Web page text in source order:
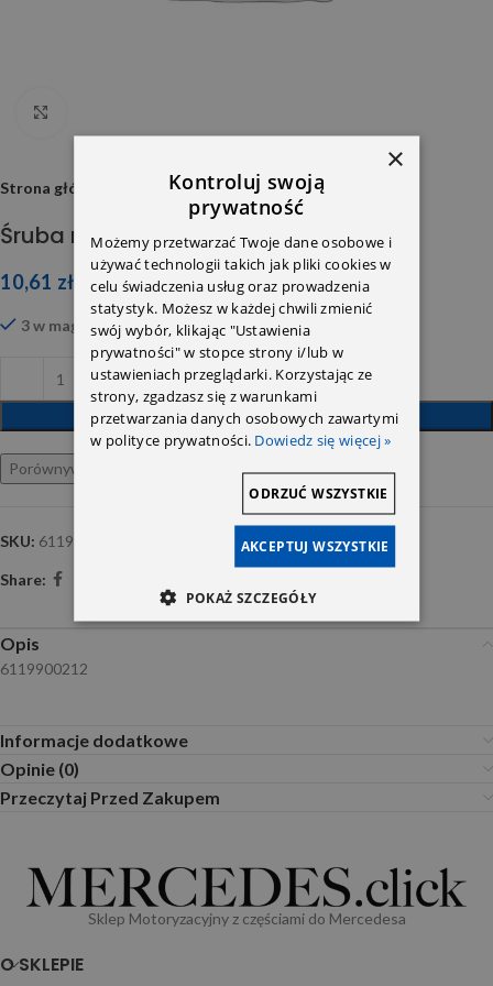
Strona główna
Śruba rolki napinacza CDI 6119900212
10,61 zł
3 w magazynie
DODAJ DO KOSZYKA
Porównywarka
SKU: 6119900212
Share:
Opis
6119900212
Informacje dodatkowe
Opinie (0)
Przeczytaj Przed Zakupem
Sklep Motoryzacyjny z częściami do Mercedesa
O SKLEPIE
×
Kontroluj swoją
prywatność
Możemy przetwarzać Twoje dane osobowe i
używać technologii takich jak pliki cookies w
celu świadczenia usług oraz prowadzenia
statystyk. Możesz w każdej chwili zmienić
swój wybór, klikając "Ustawienia
prywatności" w stopce strony i/lub w
ustawieniach przeglądarki. Korzystając ze
strony, zgadzasz się z warunkami
przetwarzania danych osobowych zawartymi
w polityce prywatności. Dowiedz się więcej »
AKCEPTUJ WSZYSTKIE
ODRZUĆ WSZYSTKIE
POKAŻ SZCZEGÓŁY